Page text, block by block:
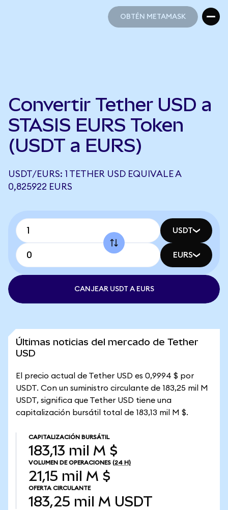
OBTÉN METAMASK
Convertir Tether USD a
STASIS EURS Token
(USDT a EURS)
USDT/EURS: 1 TETHER USD EQUIVALE A
0,825922 EURS
USDT
EURS
CANJEAR USDT A EURS
Últimas noticias del mercado de Tether
USD
El precio actual de Tether USD es 0,9994 $ por
USDT. Con un suministro circulante de 183,25 mil M
USDT, significa que Tether USD tiene una
capitalización bursátil total de 183,13 mil M $.
CAPITALIZACIÓN BURSÁTIL
183,13 mil M $
VOLUMEN DE OPERACIONES (24 H)
21,15 mil M $
OFERTA CIRCULANTE
183,25 mil M USDT